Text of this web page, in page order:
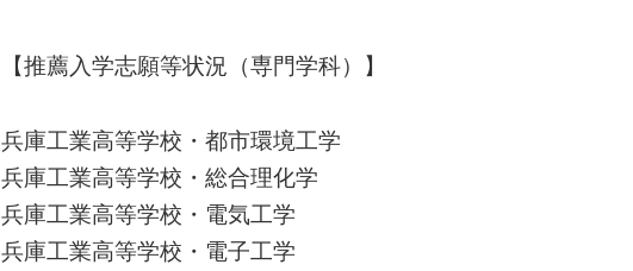
【推薦入学志願等状況（専門学科）】
兵庫工業高等学校・都市環境工学
兵庫工業高等学校・総合理化学
兵庫工業高等学校・電気工学
兵庫工業高等学校・電子工学